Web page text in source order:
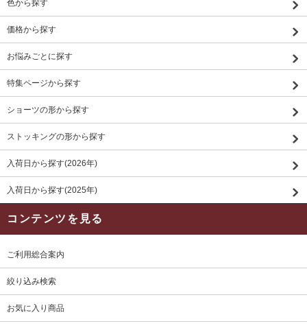
色から探す
価格から探す
お悩みごとに探す
特集ページから探す
ショーツの形から探す
ストッキングの形から探す
入荷日から探す(2026年)
入荷日から探す(2025年)
コンテンツを見る
ご利用総合案内
絞り込み検索
お気に入り商品